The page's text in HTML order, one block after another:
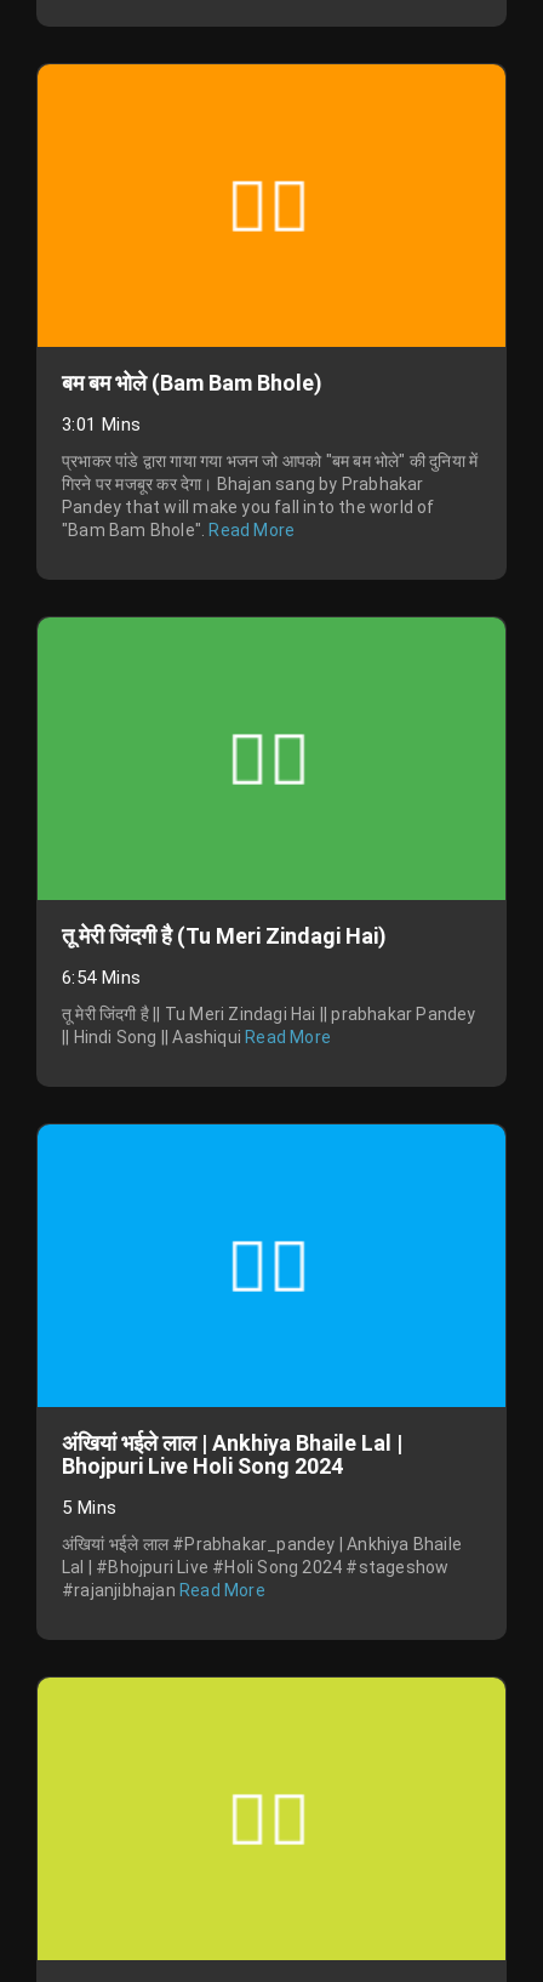
बम बम भोले (Bam Bam Bhole)
3:01 Mins
प्रभाकर पांडे द्वारा गाया गया भजन जो आपको "बम बम भोले" की दुनिया में
गिरने पर मजबूर कर देगा। Bhajan sang by Prabhakar
Pandey that will make you fall into the world of
"Bam Bam Bhole". Read More
तू मेरी जिंदगी है (Tu Meri Zindagi Hai)
6:54 Mins
तू मेरी जिंदगी है || Tu Meri Zindagi Hai || prabhakar Pandey
|| Hindi Song || Aashiqui Read More
अंखियां भईले लाल | Ankhiya Bhaile Lal |
Bhojpuri Live Holi Song 2024
5 Mins
अंखियां भईले लाल #Prabhakar_pandey | Ankhiya Bhaile
Lal | #Bhojpuri Live #Holi Song 2024 #stageshow
#rajanjibhajan Read More